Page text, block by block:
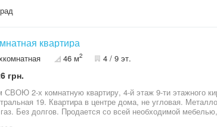
кондиционер, все счётчики (электро день /
санузел кафель. Дом ОСББ, в подъезде и прилегающей
с видеокамерой. Отличное расположение дома,
почтовые отделения, поликлиники,автостоянки, парк,
задолженности нет.
квартира
46 м2 4 / 9 эт.
грн.
СВОЮ 2-х комнатную квартиру, 4-й этаж 9-ти этажного
19. Квартира в центре дома, не угловая.
Без долгов. Продается со всей необходимой